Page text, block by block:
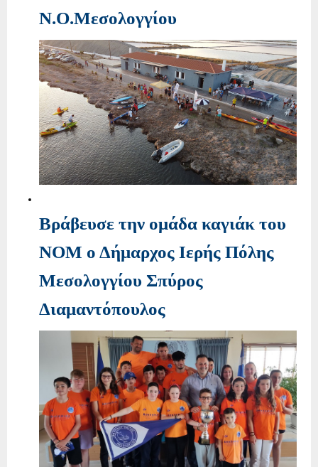
Ν.Ο.Μεσολογγίου
Βράβευσε την ομάδα καγιάκ του
ΝΟΜ ο Δήμαρχος Ιερής Πόλης
Μεσολογγίου Σπύρος
Διαμαντόπουλος